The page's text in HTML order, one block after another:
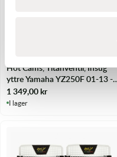
Hot Cams, Titanventil, Insug
yttre Yamaha YZ250F 01-13 -
m.fl.
1 349,00kr
I lager